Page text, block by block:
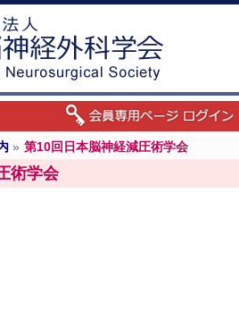
» 第10回日本脳神経減圧術学会
術学会